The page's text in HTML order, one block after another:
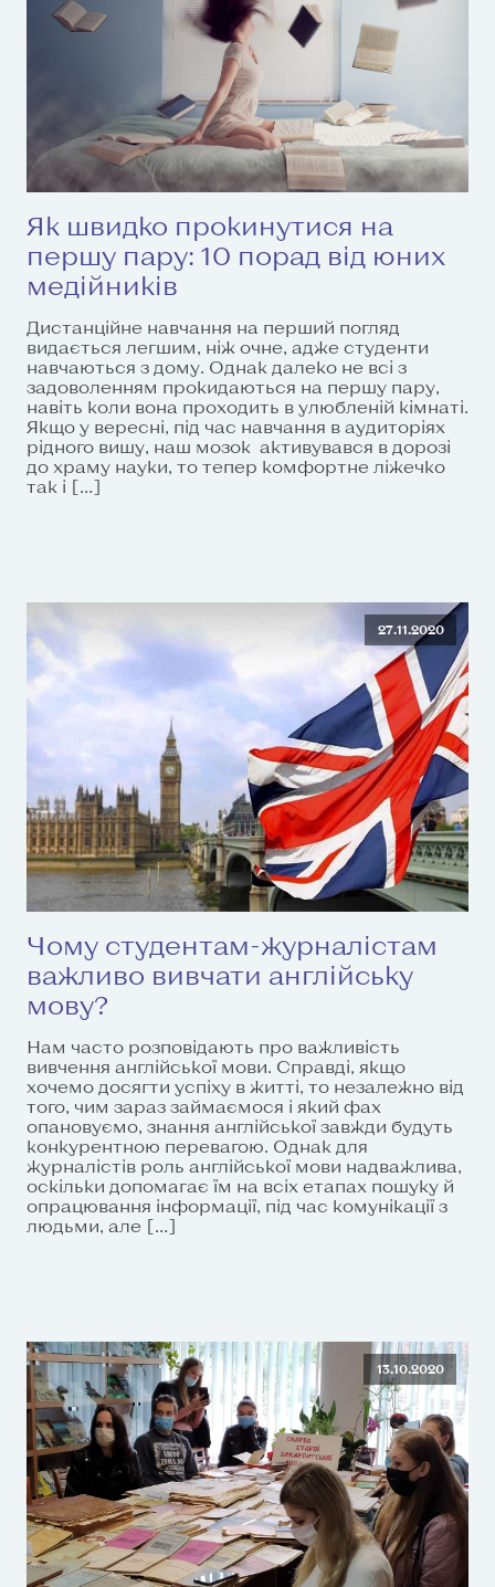
Як швидко прокинутися на
першу пару: 10 порад від юних
медійників
Дистанційне навчання на перший погляд
видається легшим, ніж очне, адже студенти
навчаються з дому. Однак далеко не всі з
задоволенням прокидаються на першу пару,
навіть коли вона проходить в улюбленій кімнаті.
Якщо у вересні, під час навчання в аудиторіях
рідного вишу, наш мозок активувався в дорозі
до храму науки, то тепер комфортне ліжечко
так і […]
27.11.2020
Чому студентам-журналістам
важливо вивчати англійську
мову?
Нам часто розповідають про важливість
вивчення англійської мови. Справді, якщо
хочемо досягти успіху в житті, то незалежно від
того, чим зараз займаємося і який фах
опановуємо, знання англійської завжди будуть
конкурентною перевагою. Однак для
журналістів роль англійської мови надважлива,
оскільки допомагає їм на всіх етапах пошуку й
опрацювання інформації, під час комунікації з
людьми, але […]
13.10.2020